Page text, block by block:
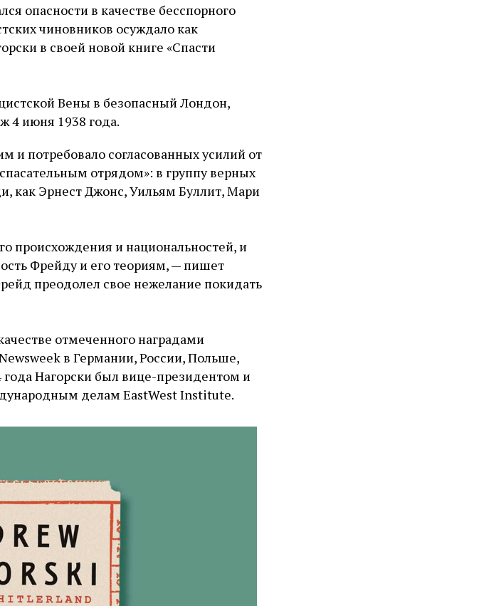
опасности в качестве бесспорного
чиновников осуждало как
в своей новой книге «Спасти
Вены в безопасный Лондон,
4 июня 1938 года.
и потребовало согласованных усилий от
отрядом»: в группу верных
как Эрнест Джонс, Уильям Буллит, Мари
происхождения и национальностей, и
Фрейду и его теориям, — пишет
преодолел свое нежелание покидать
отмеченного наградами
в Германии, России, Польше,
года Нагорски был вице-президентом и
делам EastWest Institute.